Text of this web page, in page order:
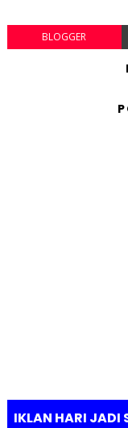
BLOGGER
IKLAN HARI JADI